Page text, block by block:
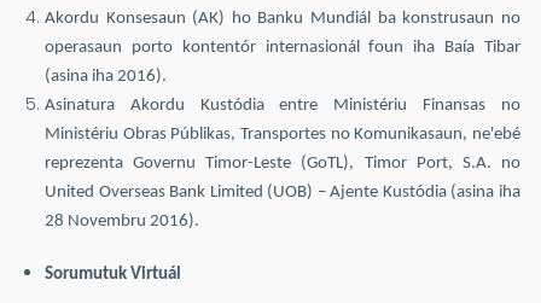
Akordu Konsesaun (AK) ho Banku Mundiál ba konstrusaun no
operasaun porto kontentór internasionál foun iha Baía Tibar
(asina iha 2016).
Asinatura Akordu Kustódia entre Ministériu Finansas no
Ministériu Obras Públikas, Transportes no Komunikasaun, ne'ebé
reprezenta Governu Timor-Leste (GoTL), Timor Port, S.A. no
United Overseas Bank Limited (UOB) – Ajente Kustódia (asina iha
28 Novembru 2016).
Sorumutuk Virtuál